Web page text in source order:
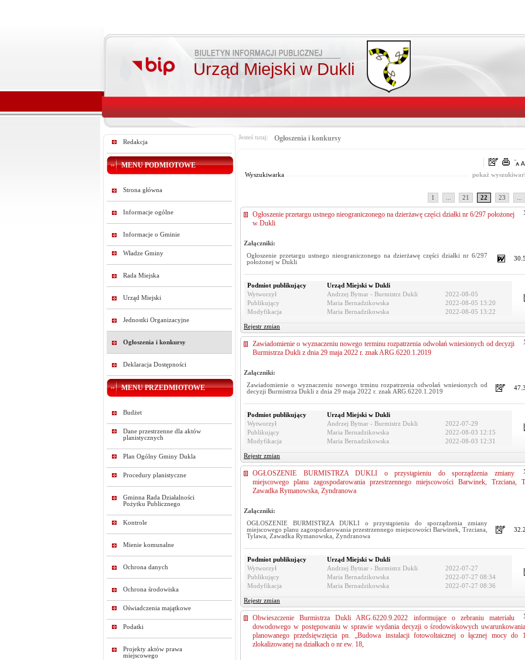
Urząd Miejski w Dukli
Redakcja
MENU PODMIOTOWE
Strona główna
Informacje ogólne
Informacje o Gminie
Władze Gminy
Rada Miejska
Urząd Miejski
Jednostki Organizacyjne
Ogłoszenia i konkursy
Deklaracja Dostępności
MENU PRZEDMIOTOWE
Budżet
Dane przestrzenne dla aktów
planistycznych
Plan Ogólny Gminy Dukla
Procedury planistyczne
Gminna Rada Działalności
Pożytku Publicznego
Kontrole
Mienie komunalne
Ochrona danych
Ochrona środowiska
Oświadczenia majątkowe
Podatki
Projekty aktów prawa
miejscowego
Jesteś tutaj: Ogłoszenia i konkursy
Wyszukiwarka pokaż
1 21 22 23
Ogłoszenie przetargu ustnego nieograniczonego na dzierżawę części działki nr 6/297 położonej
w Dukli
Załączniki:
Ogłoszenie przetargu ustnego nieograniczonego na dzierżawę części działki nr 6/297
położonej w Dukli
Podmiot publikujący
Urząd Miejski w Dukli
Wytworzył
Andrzej Bytnar - Burmistrz Dukli
2022-08-05
Publikujący
Maria Bernadzikowska
2022-08-05 13:20
Modyfikacja
Maria Bernadzikowska 2022-08-05 13:22
Rejestr zmian
Zawiadomienie o wyznaczeniu nowego terminu rozpatrzenia odwołań wniesionych od decyzji
Burmistrza Dukli z dnia 29 maja 2022 r. znak ARG.6220.1.2019
Załączniki:
Zawiadomienie o wyznaczeniu nowego trminu rozpatrzenia odwołań wniesionych od
decyzji Burmistrza Dukli z dnia 29 maja 2022 r. znak ARG.6220.1.2019
Podmiot publikujący
Urząd Miejski w Dukli
Wytworzył
Andrzej Bytnar - Burmistrz Dukli
2022-07-29
Publikujący
Maria Bernadzikowska
2022-08-03 12:15
Modyfikacja
Maria Bernadzikowska 2022-08-03 12:31
Rejestr zmian
OGŁOSZENIE BURMISTRZA DUKLI o przystąpieniu do sporządzenia zmiany
miejscowego planu zagospodarowania przestrzennego miejscowości Barwinek, Trzciana,
Zawadka Rymanowska, Zyndranowa
Załączniki:
OGŁOSZENIE BURMISTRZA DUKLI o przystąpieniu do sporządzenia zmiany
miejscowego planu zagospodarowania przestrzennego miejscowości Barwinek, Trzciana,
Tylawa, Zawadka Rymanowska, Zyndranowa
Podmiot publikujący
Urząd Miejski w Dukli
Wytworzył
Andrzej Bytnar - Burmistrz Dukli
2022-07-27
Publikujący
Maria Bernadzikowska
2022-07-27 08:34
Modyfikacja
Maria Bernadzikowska 2022-07-27 08:36
Rejestr zmian
Obwieszczenie Burmistrza Dukli ARG.6220.9.2022 informujące o zebraniu materiału
dowodowego w postępowaniu w sprawie wydania decyzji o środowiskowych
planowanego przedsięwzięcia pn. „Budowa instalacji fotowoltaicznej o łącznej mocy do
zlokalizowanej na działkach o nr ew. 18,